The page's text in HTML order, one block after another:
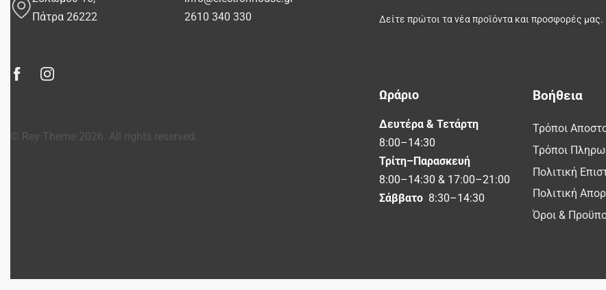
Πάτρα 26222
2610 340 330
© Rey Theme 2026. All rights reserved.
Δείτε πρώτοι τα νέα προϊόντα και προσφορές μας.
Ωράριο
Δευτέρα & Τετάρτη
8:00–14:30
Τρίτη–Παρασκευή
8:00–14:30 & 17:00–21:00
Σάββατο 8:30–14:30
Βοήθεια
Τρόποι
Τρόποι
Πολιτική
Πολιτική
Όροι &